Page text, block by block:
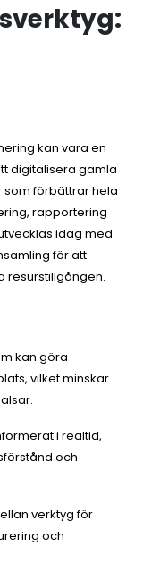
kan vara en
digitalisera gamla
som förbättrar hela
rapportering
idag med
för att
resurstillgången.
kan göra
vilket minskar
i realtid,
och
verktyg för
och